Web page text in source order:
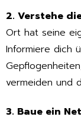
2. Verstehe
Ort hat seine
Informiere dich
vermeiden und
3. Baue ein